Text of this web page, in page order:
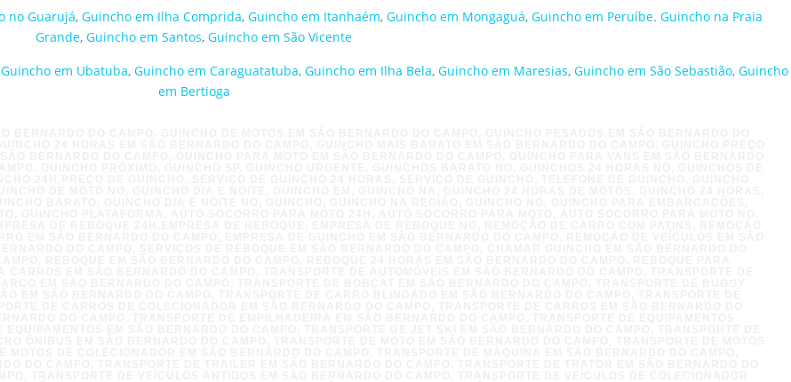
no Guarujá, Guincho em Ilha Comprida, Guincho em Itanhaém, Guincho em Mongaguá, Guincho em Peruíbe. Guincho na Praia
Grande, Guincho em Santos, Guincho em São Vicente
Guincho em Ubatuba, Guincho em Caraguatatuba, Guincho em Ilha Bela, Guincho em Maresias, Guincho em São Sebastião, Guincho
em Bertioga